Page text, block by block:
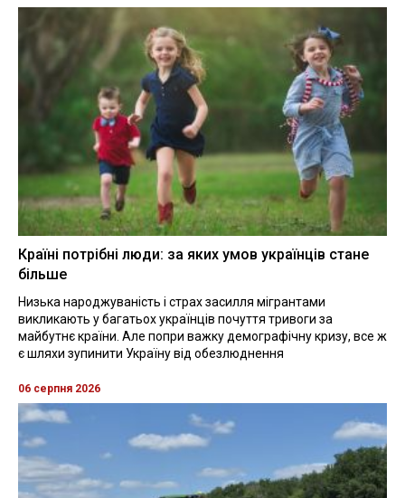
Країні потрібні люди: за яких умов українців стане
більше
Низька народжуваність і страх засилля мігрантами
викликають у багатьох українців почуття тривоги за
майбутнє країни. Але попри важку демографічну кризу, все ж
є шляхи зупинити Україну від обезлюднення
06 серпня 2026